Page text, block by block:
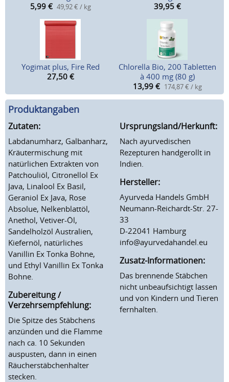
5,99 € 49,92 € / kg
39,95 €
Yogimat plus, Fire Red
27,50 €
Chlorella Bio, 200 Tabletten
à 400 mg (80 g)
13,99 € 174,87 € / kg
Produktangaben
Zutaten:
Labdanumharz, Galbanharz,
Kräutermischung mit
natürlichen Extrakten von
Patchouliöl, Citronellol Ex
Java, Linalool Ex Basil,
Geraniol Ex Java, Rose
Absolue, Nelkenblattöl,
Anethol, Vetiver-Öl,
Sandelholzöl Australien,
Kiefernöl, natürliches
Vanillin Ex Tonka Bohne,
und Ethyl Vanillin Ex Tonka
Bohne.
Zubereitung /
Verzehrsempfehlung:
Die Spitze des Stäbchens
anzünden und die Flamme
nach ca. 10 Sekunden
auspusten, dann in einen
Räucherstäbchenhalter
stecken.
Ursprungsland/Herkunft:
Nach ayurvedischen
Rezepturen handgerollt in
Indien.
Hersteller:
Ayurveda Handels GmbH
Neumann-Reichardt-Str. 27-
33
D-22041 Hamburg
info@ayurvedahandel.eu
Zusatz-Informationen:
Das brennende Stäbchen
nicht unbeaufsichtigt lassen
und von Kindern und Tieren
fernhalten.